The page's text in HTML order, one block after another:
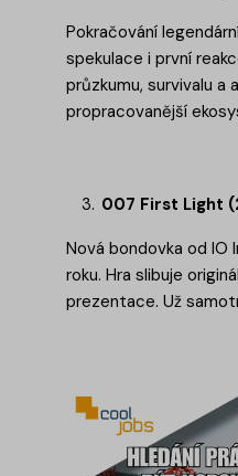
Pokračování
spekulace i první
průzkumu, survivalu
propracovanější
007 First Light
Nová bondovka od
roku. Hra slibuje
prezentace. Už